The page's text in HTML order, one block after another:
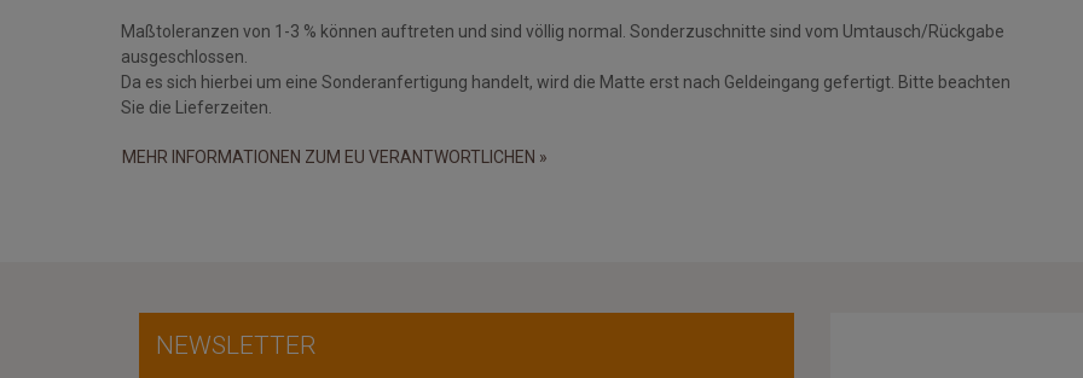
Maßtoleranzen von 1-3 % können auftreten und sind völlig normal. Sonderzuschnitte sind vom Umtausch/Rückgabe
ausgeschlossen.
Da es sich hierbei um eine Sonderanfertigung handelt, wird die Matte erst nach Geldeingang gefertigt. Bitte beachten
Sie die Lieferzeiten.
MEHR INFORMATIONEN ZUM EU VERANTWORTLICHEN »
NEWSLETTER